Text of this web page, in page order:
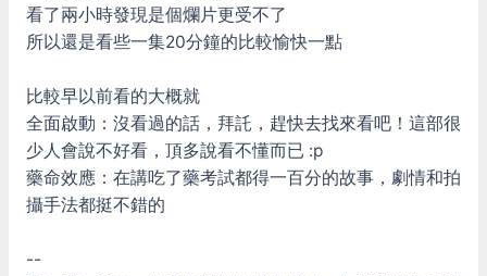
看了兩小時發現是個爛片更受不了
所以還是看些一集20分鐘的比較愉快一點
比較早以前看的大概就
全面啟動：沒看過的話，拜託，趕快去找來看吧！這部很
少人會說不好看，頂多說看不懂而已 :p
藥命效應：在講吃了藥考試都得一百分的故事，劇情和拍
攝手法都挺不錯的
--